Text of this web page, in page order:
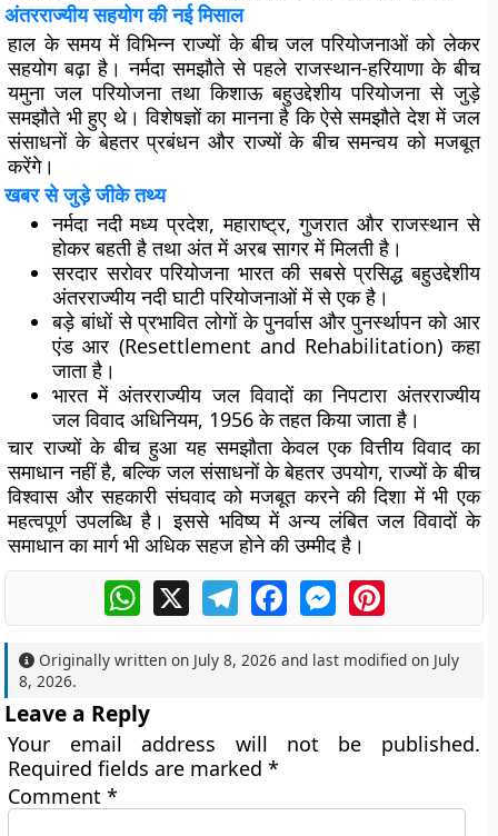
अंतरराज्यीय सहयोग की नई मिसाल
हाल के समय में विभिन्न राज्यों के बीच जल परियोजनाओं को लेकर
सहयोग बढ़ा है। नर्मदा समझौते से पहले राजस्थान-हरियाणा के बीच
यमुना जल परियोजना तथा किशाऊ बहुउद्देशीय परियोजना से जुड़े
समझौते भी हुए थे। विशेषज्ञों का मानना है कि ऐसे समझौते देश में जल
संसाधनों के बेहतर प्रबंधन और राज्यों के बीच समन्वय को मजबूत
करेंगे।
खबर से जुड़े जीके तथ्य
नर्मदा नदी मध्य प्रदेश, महाराष्ट्र, गुजरात और राजस्थान से
होकर बहती है तथा अंत में अरब सागर में मिलती है।
सरदार सरोवर परियोजना भारत की सबसे प्रसिद्ध बहुउद्देशीय
अंतरराज्यीय नदी घाटी परियोजनाओं में से एक है।
बड़े बांधों से प्रभावित लोगों के पुनर्वास और पुनर्स्थापन को आर
एंड आर (Resettlement and Rehabilitation) कहा
जाता है।
भारत में अंतरराज्यीय जल विवादों का निपटारा अंतरराज्यीय
जल विवाद अधिनियम, 1956 के तहत किया जाता है।
चार राज्यों के बीच हुआ यह समझौता केवल एक वित्तीय विवाद का
समाधान नहीं है, बल्कि जल संसाधनों के बेहतर उपयोग, राज्यों के बीच
विश्वास और सहकारी संघवाद को मजबूत करने की दिशा में भी एक
महत्वपूर्ण उपलब्धि है। इससे भविष्य में अन्य लंबित जल विवादों के
समाधान का मार्ग भी अधिक सहज होने की उम्मीद है।
WhatsApp
X TelegramFacebookMessengerPinterest
Originally written on July 8, 2026 and last modified on July
8, 2026.
Leave a Reply
Your email address will not be published.
Required fields are marked*
Comment*